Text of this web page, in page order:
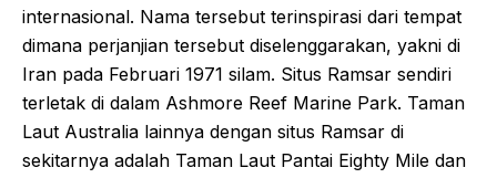
internasional. Nama tersebut terinspirasi dari tempat
dimana perjanjian tersebut diselenggarakan, yakni di
Iran pada Februari 1971 silam. Situs Ramsar sendiri
terletak di dalam Ashmore Reef Marine Park. Taman
Laut Australia lainnya dengan situs Ramsar di
sekitarnya adalah Taman Laut Pantai Eighty Mile dan